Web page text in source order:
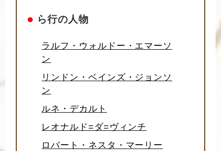
● ら行の人物
ラルフ・ウォルドー・エマーソ
ン
リンドン・ベインズ・ジョンソ
ン
ルネ・デカルト
レオナルド=ダ=ヴィンチ
ロバート・ネスタ・マーリー